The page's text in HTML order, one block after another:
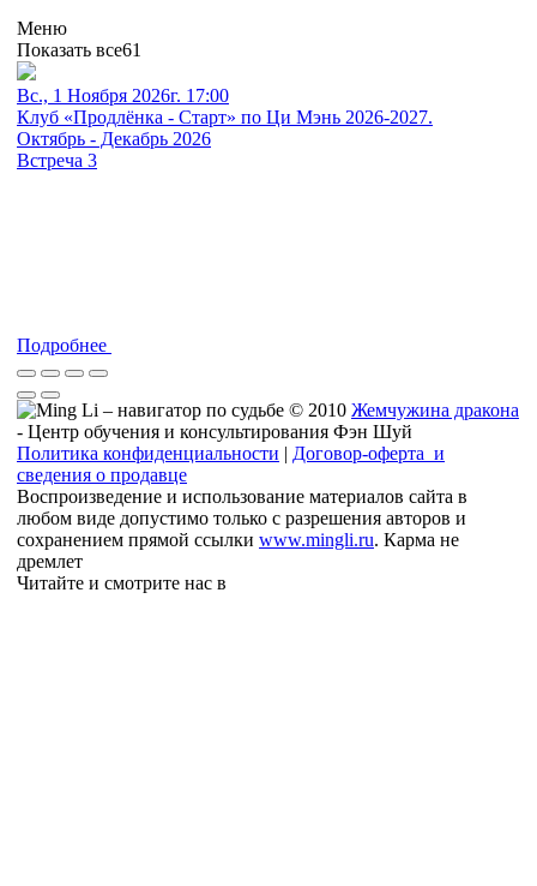
Меню
Показать все61
Вс., 1 Ноября 2026г. 17:00
Клуб «Продлёнка - Старт» по Ци Мэнь 2026-2027.
Октябрь - Декабрь 2026
Встреча 3
Подробнее
© 2010 Жемчужина дракона
- Центр обучения и консультирования Фэн Шуй
Политика конфиденциальности | Договор-оферта и
сведения о продавце
Воспроизведение и использование материалов сайта в
любом виде допустимо только с разрешения авторов и
сохранением прямой ссылки www.mingli.ru. Карма не
дремлет
Читайте и смотрите нас в